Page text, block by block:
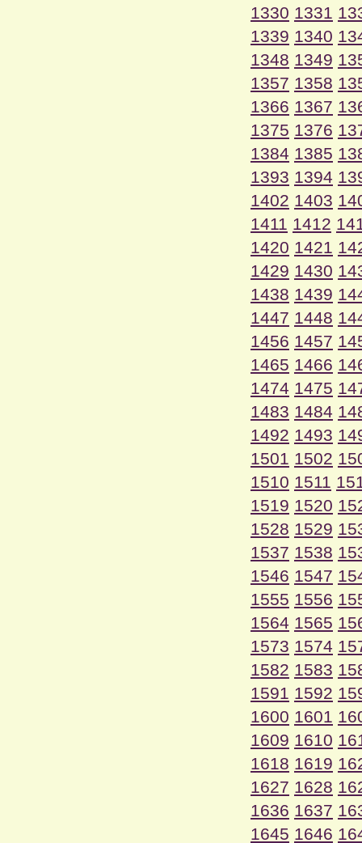
1330 1331
1339 1340
1348 1349
1357 1358
1366 1367
1375 1376
1384 1385
1393 1394
1402 1403
1411 1412
1420 1421
1429 1430
1438 1439
1447 1448
1456 1457
1465 1466
1474 1475
1483 1484
1492 1493
1501 1502
1510 1511
1519 1520
1528 1529
1537 1538
1546 1547
1555 1556
1564 1565
1573 1574
1582 1583
1591 1592
1600 1601
1609 1610
1618 1619
1627 1628
1636 1637
1645 1646